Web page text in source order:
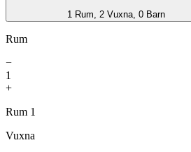
1 Rum, 2 Vuxna, 0 Barn
Rum
−
1
+
Rum 1
Vuxna